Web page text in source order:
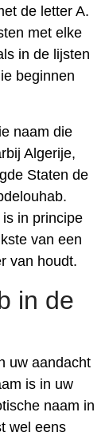
de letter A.
met elke
in de lijsten
beginnen
naam die
Algerije,
Staten de
in principe
van een
van houdt.
in de
uw aandacht
is in uw
naam in
wel eens